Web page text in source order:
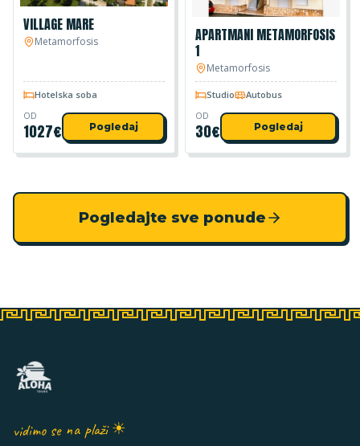
VILLAGE MARE
Metamorfosis
Hotelska soba
OD
1027€ Pogledaj
APARTMANI METAMORFOSIS
1
Metamorfosis
Studio Autobus
OD
30€ Pogledaj
Pogledajte sve ponude
vidimo se na plaži ☀